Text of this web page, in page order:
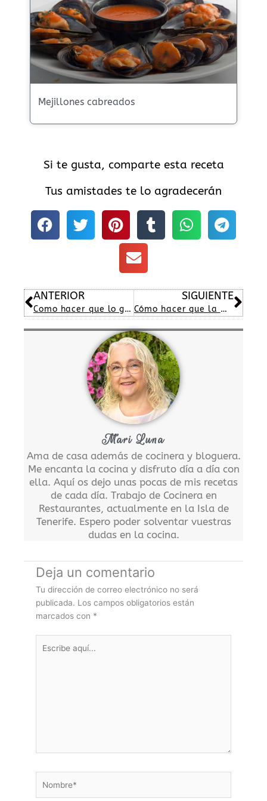
Mejillones cabreados
Si te gusta, comparte esta receta
Tus amistades te lo agradecerán
Ant
ANTERIOR
Como hacer que lo guisos salgan más sabrosos
SIGUIENTE
Cómo hacer que la masa doble mas deprisa
Mari Luna
Ama de casa además de cocinera y bloguera.
Me encanta la cocina y disfruto día a día con
ella. Aquí os dejo unas pocas de mis recetas
de cada día. Trabajo de Cocinera en
Restaurantes, actualmente en la Isla de
Tenerife. Espero poder solventar vuestras
dudas en la cocina.
Deja un comentario
Tu dirección de correo electrónico no será
publicada. Los campos obligatorios están
marcados con *
aquí...